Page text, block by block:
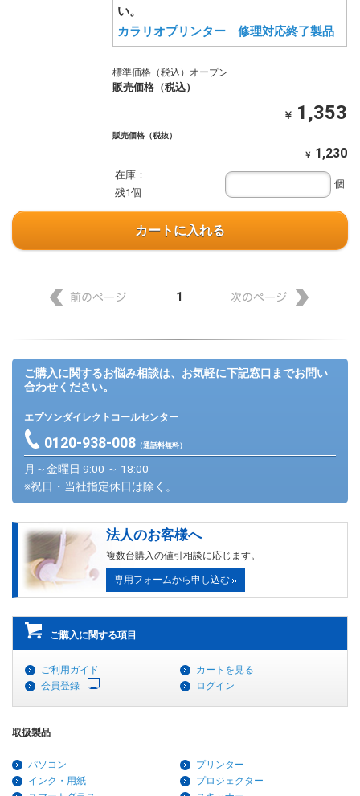
い。
カラリオプリンター 修理対応終了製品
標準価格（税込）オープン
販売価格（税込）
￥ 1,353
販売価格（税抜）
￥ 1,230
在庫：
残1個
個
カートに入れる
1
ご購入に関するお悩み相談は、お気軽に下記窓口までお問い
合わせください。
エプソンダイレクトコールセンター
0120-938-008（通話料無料）
月～金曜日 9:00 ～ 18:00
※祝日・当社指定休日は除く。
法人のお客様へ
複数台購入の値引相談に応じます。
専用フォームから申し込む
ご購入に関する項目
ご利用ガイド
カートを見る
会員登録
ログイン
取扱製品
パソコン
プリンター
インク・用紙
プロジェクター